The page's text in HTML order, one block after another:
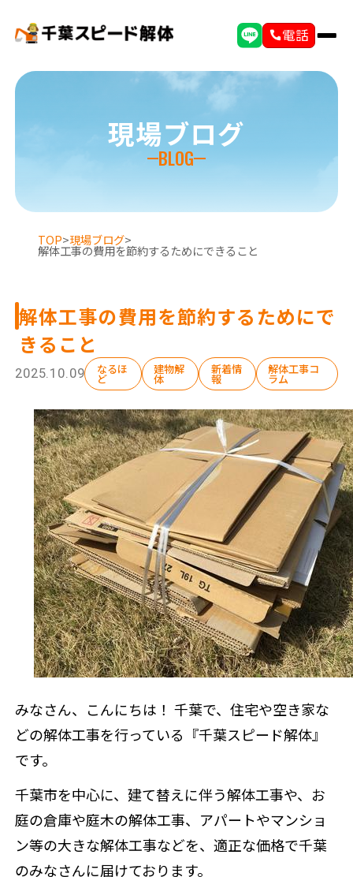
電話
選ばれる理由 初めての方へ
解体工事の流れ 解体工事メニュー
会社概要 スタッフ紹介
施工事例 相談会/イベント
現場ブログ お客様の声
補助金情報 空き家対策
来店予約
現場ブログ
BLOG
TOP>現場ブログ>
解体工事の費用を節約するためにできること
解体工事の費用を節約するためにで
きること
2025.10.09 なるほ
ど
建物解
体
新着情
報
解体工事コ
ラム
みなさん、こんにちは！ 千葉で、住宅や空き家な
どの解体工事を行っている『千葉スピード解体』
です。
千葉市を中心に、建て替えに伴う解体工事や、お
庭の倉庫や庭木の解体工事、アパートやマンショ
ン等の大きな解体工事などを、適正な価格で千葉
のみなさんに届けております。